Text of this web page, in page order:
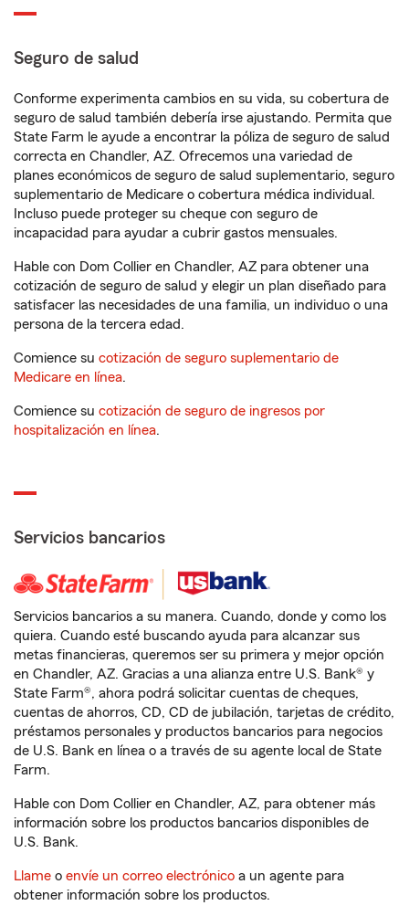
Seguro de salud
Conforme experimenta cambios en su vida, su cobertura de
seguro de salud también debería irse ajustando. Permita que
State Farm le ayude a encontrar la póliza de seguro de salud
correcta en Chandler, AZ. Ofrecemos una variedad de
planes económicos de seguro de salud suplementario, seguro
suplementario de Medicare o cobertura médica individual.
Incluso puede proteger su cheque con seguro de
incapacidad para ayudar a cubrir gastos mensuales.
Hable con Dom Collier en Chandler, AZ para obtener una
cotización de seguro de salud y elegir un plan diseñado para
satisfacer las necesidades de una familia, un individuo o una
persona de la tercera edad.
Comience su cotización de seguro suplementario de
Medicare en línea.
Comience su cotización de seguro de ingresos por
hospitalización en línea.
Servicios bancarios
Servicios bancarios a su manera. Cuando, donde y como los
quiera. Cuando esté buscando ayuda para alcanzar sus
metas financieras, queremos ser su primera y mejor opción
en Chandler, AZ. Gracias a una alianza entre U.S. Bank® y
State Farm®, ahora podrá solicitar cuentas de cheques,
cuentas de ahorros, CD, CD de jubilación, tarjetas de crédito,
préstamos personales y productos bancarios para negocios
de U.S. Bank en línea o a través de su agente local de State
Farm.
Hable con Dom Collier en Chandler, AZ, para obtener más
información sobre los productos bancarios disponibles de
U.S. Bank.
Llame o envíe un correo electrónico a un agente para
obtener información sobre los productos.